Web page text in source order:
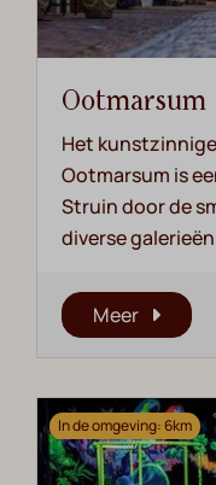
Ootmarsum
Het
Ootmarsum is
Struin door de
diverse
Meer
In de omgeving: 6km